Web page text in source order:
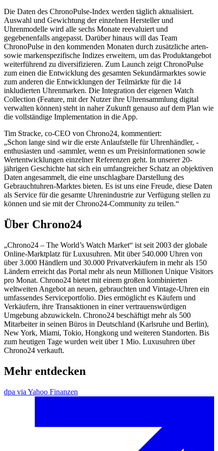
Die Daten des ChronoPulse-Index werden täglich aktualisiert.
Auswahl und Gewichtung der einzelnen Hersteller und
Uhrenmodelle wird alle sechs Monate reevaluiert und
gegebenenfalls angepasst. Darüber hinaus will das Team
ChronoPulse in den kommenden Monaten durch zusätzliche arten-
sowie markenspezifische Indizes erweitern, um das Produktangebot
weiterführend zu diversifizieren. Zum Launch zeigt ChronoPulse
zum einen die Entwicklung des gesamten Sekundärmarktes sowie
zum anderen die Entwicklungen der Teilmärkte für die 14
inkludierten Uhrenmarken. Die Integration der eigenen Watch
Collection (Feature, mit der Nutzer ihre Uhrensammlung digital
verwalten können) steht in naher Zukunft genauso auf dem Plan wie
die vollständige Implementation in die App.
Tim Stracke, co-CEO von Chrono24, kommentiert:
„Schon lange sind wir die erste Anlaufstelle für Uhrenhändler, -
enthusiasten und -sammler, wenn es um Preisinformationen sowie
Wertentwicklungen einzelner Referenzen geht. In unserer 20-
jährigen Geschichte hat sich ein umfangreicher Schatz an objektiven
Daten angesammelt, die eine unschlagbare Darstellung des
Gebrauchtuhren-Marktes bieten. Es ist uns eine Freude, diese Daten
als Service für die gesamte Uhrenindustrie zur Verfügung stellen zu
können und sie mit der Chrono24-Community zu teilen.“
Über Chrono24
„Chrono24 – The World’s Watch Market“ ist seit 2003 der globale
Online-Marktplatz für Luxusuhren. Mit über 540.000 Uhren von
über 3.000 Händlern und 30.000 Privatverkäufern in mehr als 150
Ländern erreicht das Portal mehr als neun Millionen Unique Visitors
pro Monat. Chrono24 bietet mit einem großen kombinierten
weltweiten Angebot an neuen, gebrauchten und Vintage-Uhren ein
umfassendes Serviceportfolio. Dies ermöglicht es Käufern und
Verkäufern, ihre Transaktionen in einer vertrauenswürdigen
Umgebung abzuwickeln. Chrono24 beschäftigt mehr als 500
Mitarbeiter in seinen Büros in Deutschland (Karlsruhe und Berlin),
New York, Miami, Tokio, Hongkong und weiteren Standorten. Bis
zum heutigen Tage wurden weit über 1 Mio. Luxusuhren über
Chrono24 verkauft.
Mehr entdecken
dpa via Yahoo Finanzen